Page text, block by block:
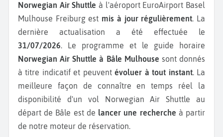
Norwegian Air Shuttle à l'aéroport EuroAirport Basel
Mulhouse Freiburg est mis à jour régulièrement. La
dernière actualisation a été effectuée le
31/07/2026. Le programme et le guide horaire
Norwegian Air Shuttle à Bâle Mulhouse sont donnés
à titre indicatif et peuventévoluer à tout instant. La
meilleure façon de connaître en temps réel la
disponibilité d'un vol Norwegian Air Shuttle au
départ de Bâle est de lancer une recherche à partir
de notre moteur de réservation.